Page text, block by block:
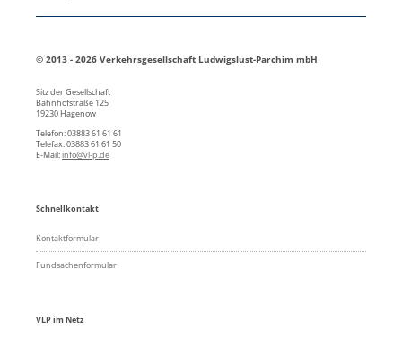
© 2013 - 2026 Verkehrsgesellschaft Ludwigslust-Parchim mbH
Sitz der Gesellschaft
Bahnhofstraße 125
19230 Hagenow
Telefon: 03883 61 61 61
Telefax: 03883 61 61 50
E-Mail:info@vl-p.de
Schnellkontakt
Kontaktformular
Fundsachenformular
VLP im Netz